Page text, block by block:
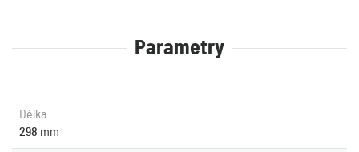
Parametry
Délka
298 mm